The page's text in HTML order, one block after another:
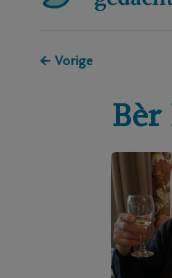
← Vorige
Bèr